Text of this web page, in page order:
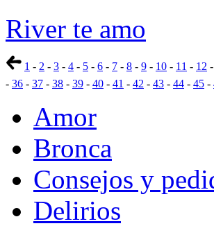
River te amo
1 - 2 - 3 - 4 - 5 - 6 - 7 - 8 - 9 - 10 - 11 - 12 -
- 36 - 37 - 38 - 39 - 40 - 41 - 42 - 43 - 44 - 45 -
Amor
Bronca
Consejos y
Delirios